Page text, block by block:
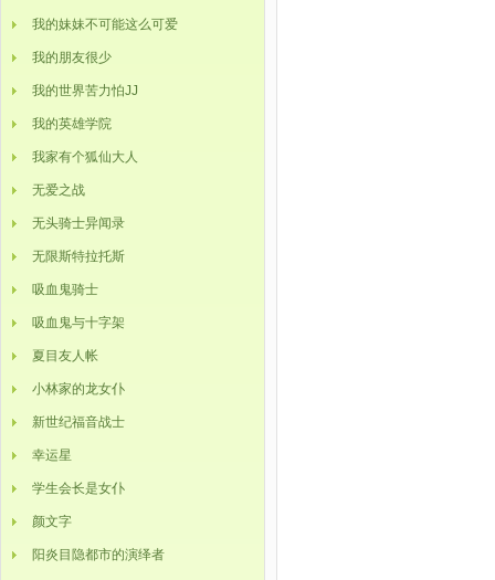
我的妹妹不可能这么可爱
我的朋友很少
我的世界苦力怕JJ
我的英雄学院
我家有个狐仙大人
无爱之战
无头骑士异闻录
无限斯特拉托斯
吸血鬼骑士
吸血鬼与十字架
夏目友人帐
小林家的龙女仆
新世纪福音战士
幸运星
学生会长是女仆
颜文字
阳炎目隐都市的演绎者